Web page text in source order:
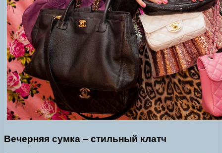
Вечерняя сумка – стильный клатч